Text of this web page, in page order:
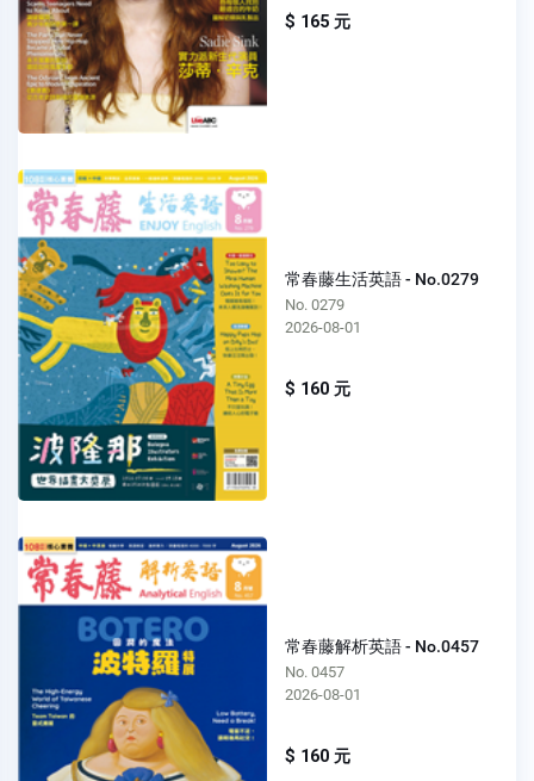
$ 165 元
常春藤生活英語 - No.0279
No. 0279
2026-08-01
$ 160 元
常春藤解析英語 - No.0457
No. 0457
2026-08-01
$ 160 元